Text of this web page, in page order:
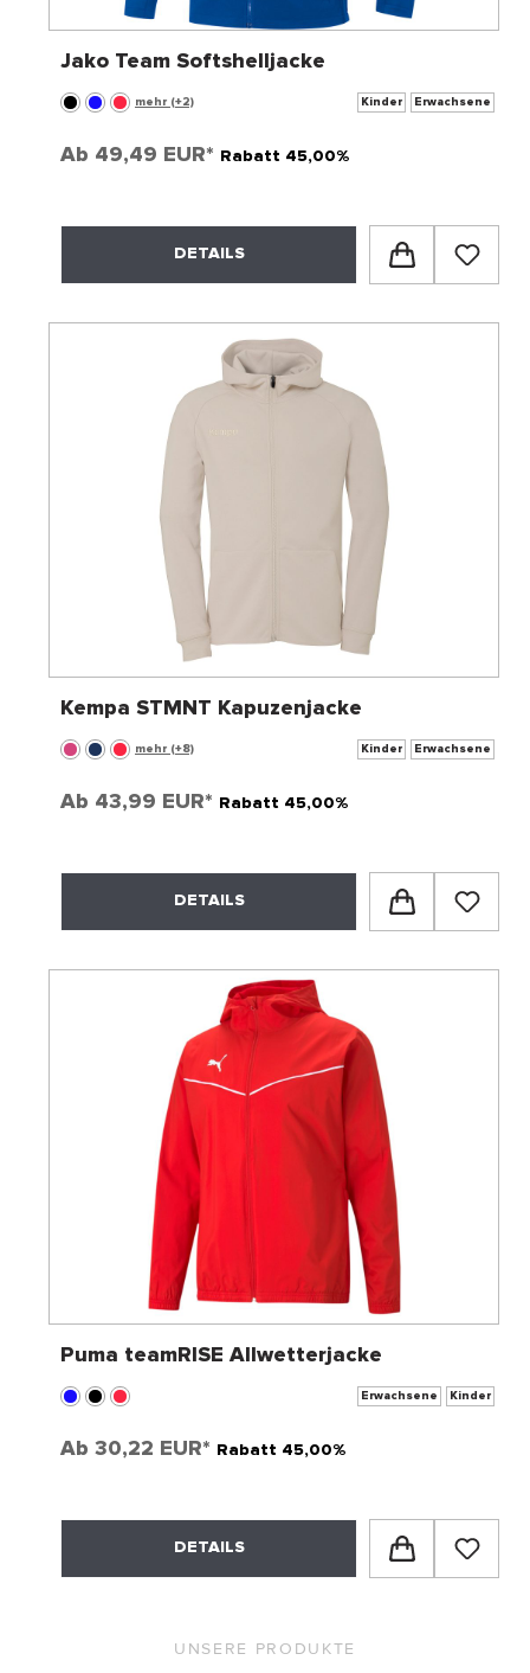
Jako Team Softshelljacke
mehr (+2) Kinder Erwachsene
Ab 49,49 EUR* Rabatt 45,00%
DETAILS
Kempa STMNT Kapuzenjacke
mehr (+8) Kinder Erwachsene
Ab 43,99 EUR* Rabatt 45,00%
DETAILS
Puma teamRISE Allwetterjacke
Erwachsene Kinder
Ab 30,22 EUR* Rabatt 45,00%
DETAILS
UNSERE PRODUKTE